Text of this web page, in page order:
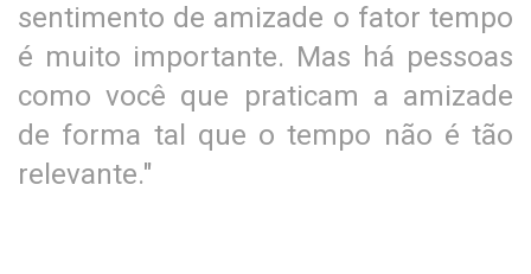
sentimento de amizade o fator tempo
é muito importante. Mas há pessoas
como você que praticam a amizade
de forma tal que o tempo não é tão
relevante."